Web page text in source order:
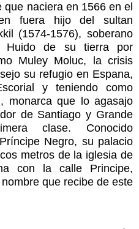
naciera en 1566 en el
fuera hijo del sultan
(1574-1576), soberano
Huido de su tierra por
Muley Moluc, la crisis
su refugio en Espana,
y teniendo como
monarca que lo agasajo
de Santiago y Grande
clase. Conocido
Negro, su palacio
metros de la iglesia de
con la calle Principe,
nombre que recibe de este .